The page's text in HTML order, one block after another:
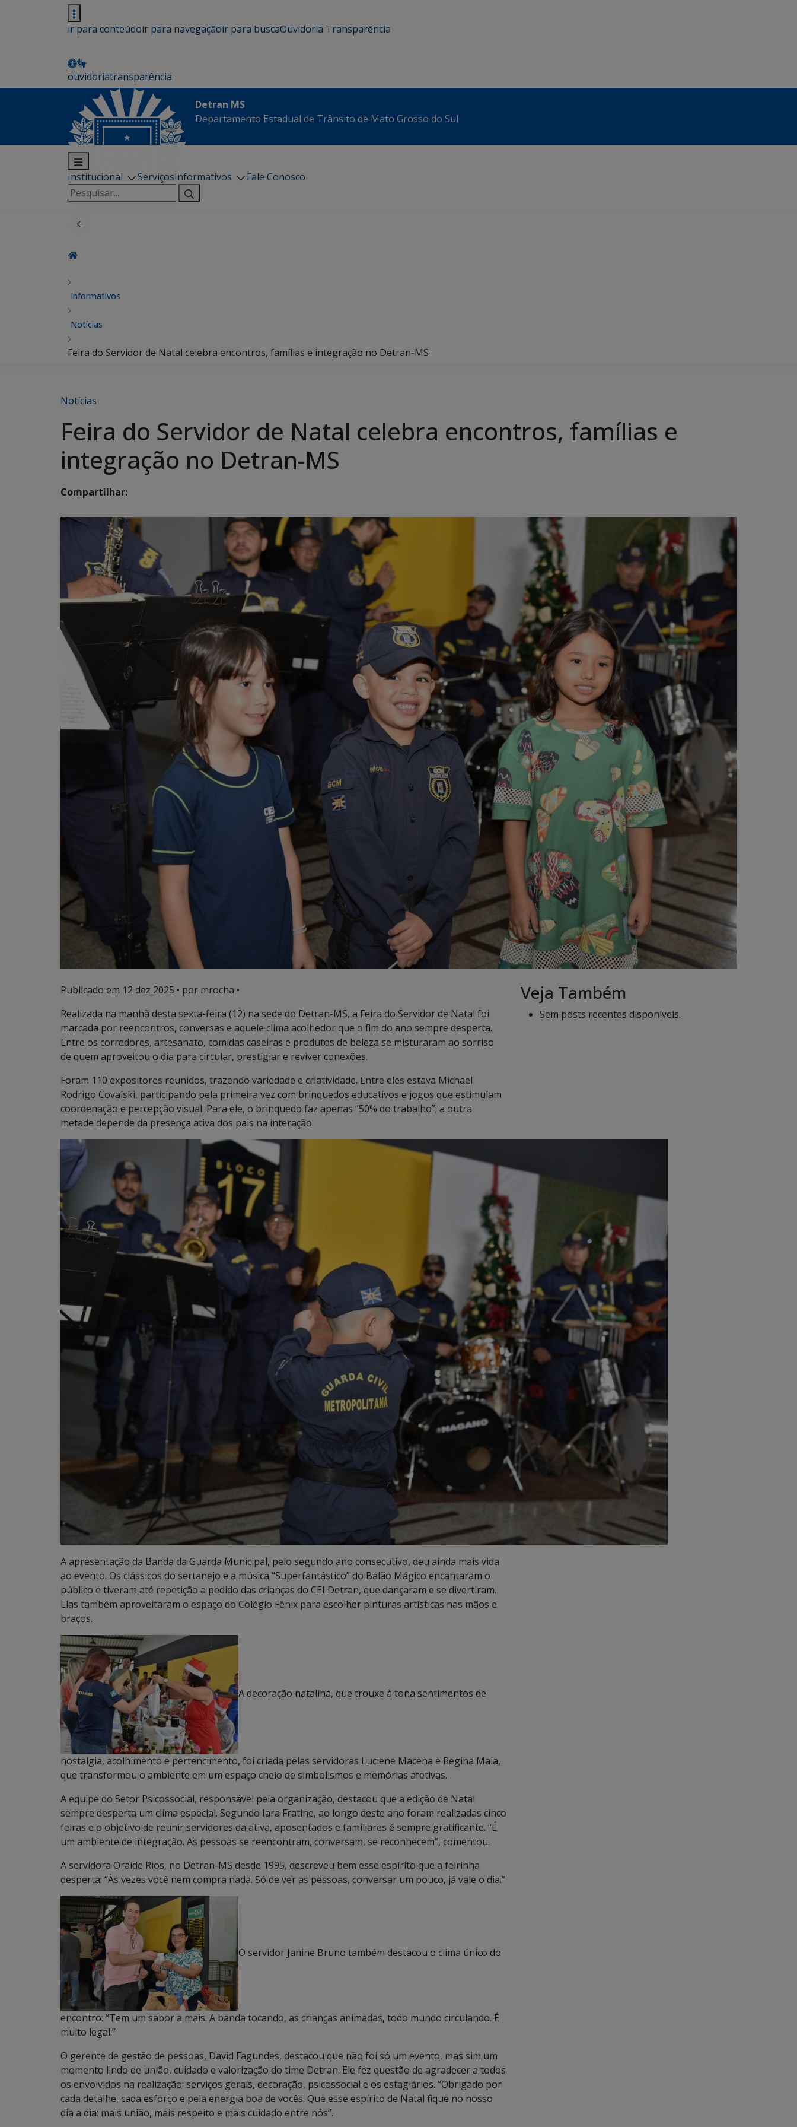
ir para conteúdoir para navegaçãoir para buscaOuvidoria Transparência
ouvidoriatransparência
Detran MS
Departamento Estadual de Trânsito de Mato Grosso do Sul
Institucional ServiçosInformativos
Fale Conosco
Pesquisar
por:
Informativos
Notícias
Feira do Servidor de Natal celebra encontros, famílias e integração no Detran-MS
Notícias
Feira do Servidor de Natal celebra encontros, famílias e
integração no Detran-MS
Compartilhar:
Publicado em 12 dez 2025 • por mrocha •
Realizada na manhã desta sexta-feira (12) na sede do Detran-MS, a Feira do Servidor de Natal foi
marcada por reencontros, conversas e aquele clima acolhedor que o fim do ano sempre desperta.
Entre os corredores, artesanato, comidas caseiras e produtos de beleza se misturaram ao sorriso
de quem aproveitou o dia para circular, prestigiar e reviver conexões.
Foram 110 expositores reunidos, trazendo variedade e criatividade. Entre eles estava Michael
Rodrigo Covalski, participando pela primeira vez com brinquedos educativos e jogos que estimulam
coordenação e percepção visual. Para ele, o brinquedo faz apenas “50% do trabalho”; a outra
metade depende da presença ativa dos pais na interação.
A apresentação da Banda da Guarda Municipal, pelo segundo ano consecutivo, deu ainda mais vida
ao evento. Os clássicos do sertanejo e a música “Superfantástico” do Balão Mágico encantaram o
público e tiveram até repetição a pedido das crianças do CEI Detran, que dançaram e se divertiram.
Elas também aproveitaram o espaço do Colégio Fênix para escolher pinturas artísticas nas mãos e
braços.
A decoração natalina, que trouxe à tona sentimentos de
nostalgia, acolhimento e pertencimento, foi criada pelas servidoras Luciene Macena e Regina Maia,
que transformou o ambiente em um espaço cheio de simbolismos e memórias afetivas.
A equipe do Setor Psicossocial, responsável pela organização, destacou que a edição de Natal
sempre desperta um clima especial. Segundo Iara Fratine, ao longo deste ano foram realizadas cinco
feiras e o objetivo de reunir servidores da ativa, aposentados e familiares é sempre gratificante. “É
um ambiente de integração. As pessoas se reencontram, conversam, se reconhecem”, comentou.
A servidora Oraide Rios, no Detran-MS desde 1995, descreveu bem esse espírito que a feirinha
desperta: “Às vezes você nem compra nada. Só de ver as pessoas, conversar um pouco, já vale o dia.”
O servidor Janine Bruno também destacou o clima único do
encontro: “Tem um sabor a mais. A banda tocando, as crianças animadas, todo mundo circulando. É
muito legal.”
O gerente de gestão de pessoas, David Fagundes, destacou que não foi só um evento, mas sim um
momento lindo de união, cuidado e valorização do time Detran. Ele fez questão de agradecer a todos
os envolvidos na realização: serviços gerais, decoração, psicossocial e os estagiários. “Obrigado por
cada detalhe, cada esforço e pela energia boa de vocês. Que esse espírito de Natal fique no nosso
dia a dia: mais união, mais respeito e mais cuidado entre nós”.
Veja Também
Sem posts recentes disponíveis.